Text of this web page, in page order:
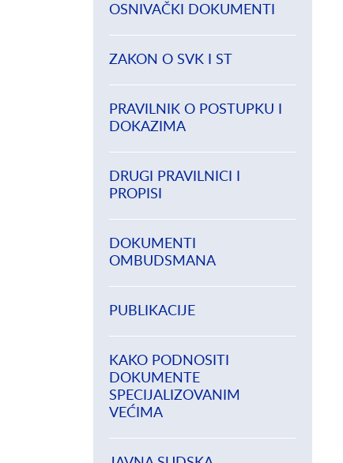
OSNIVAČKI DOKUMENTI
ZAKON O SVK I ST
PRAVILNIK O POSTUPKU I
DOKAZIMA
DRUGI PRAVILNICI I
PROPISI
DOKUMENTI
OMBUDSMANA
PUBLIKACIJE
KAKO PODNOSITI
DOKUMENTE
SPECIJALIZOVANIM
VEĆIMA